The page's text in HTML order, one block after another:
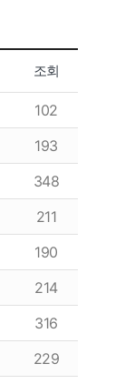
조회
102
193
348
211
190
214
316
229